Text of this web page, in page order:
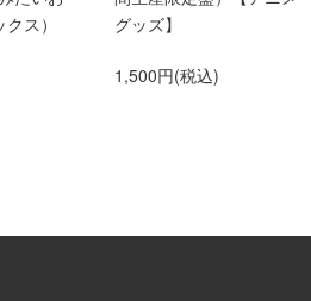
ス）
グッズ】
1,500円(税込)